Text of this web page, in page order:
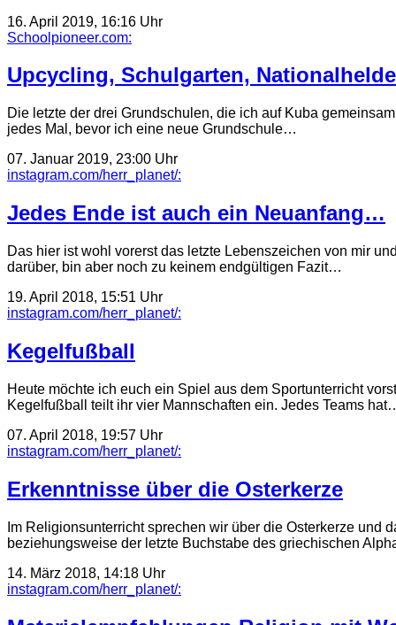
16. April 2019, 16:16 Uhr
Schoolpioneer.com:
Upcycling, Schulgarten,
Die letzte der drei Grundschulen, die ich auf Kuba
jedes Mal, bevor ich eine neue Grundschule…
07. Januar 2019, 23:00 Uhr
instagram.com/herr_planet/:
Jedes Ende ist auch ein Neuanfang…
Das hier ist wohl vorerst das letzte Lebenszeichen von mir
darüber, bin aber noch zu keinem endgültigen Fazit…
19. April 2018, 15:51 Uhr
instagram.com/herr_planet/:
Kegelfußball
Heute möchte ich euch ein Spiel aus dem Sportunterricht
Kegelfußball teilt ihr vier Mannschaften ein. Jedes Teams
07. April 2018, 19:57 Uhr
instagram.com/herr_planet/:
Erkenntnisse über die Osterkerze
Im Religionsunterricht sprechen wir über die Osterkerze und
beziehungsweise der letzte Buchstabe des griechischen
14. März 2018, 14:18 Uhr
instagram.com/herr_planet/: